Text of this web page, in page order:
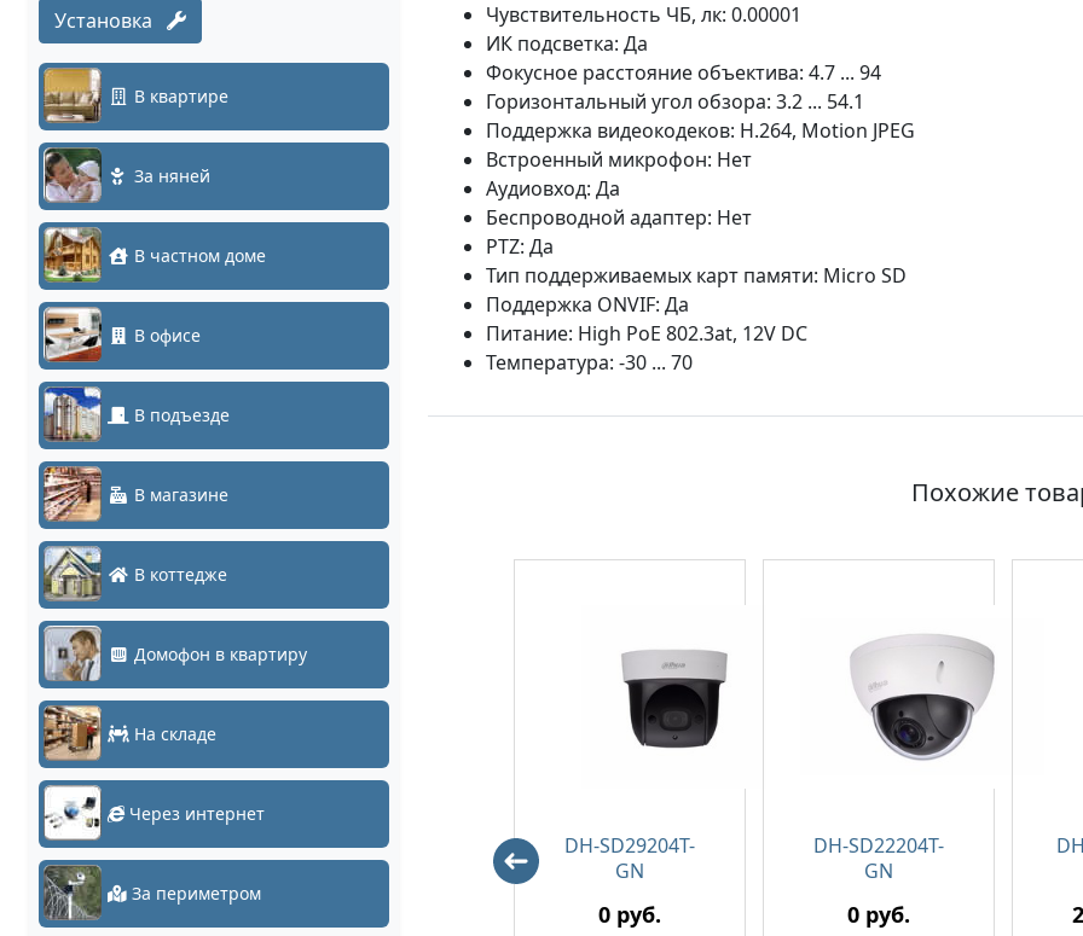
Установка
В квартире
За няней
В частном доме
В офисе
В подъезде
В магазине
В коттедже
Домофон в квартиру
На складе
Через интернет
За периметром
Чувствительность ЧБ, лк: 0.00001
ИК подсветка: Да
Фокусное расстояние объектива: 4.7 ... 94
Горизонтальный угол обзора: 3.2 ... 54.1
Поддержка видеокодеков: H.264, Motion JPEG
Встроенный микрофон: Нет
Аудиовход: Да
Беспроводной адаптер: Нет
PTZ: Да
Тип поддерживаемых карт памяти: Micro SD
Поддержка ONVIF: Да
Питание: High PoE 802.3at, 12V DC
Температура: -30 ... 70
Похожие
DH-SD50225U-
0 руб.
DH-SD59131U-
HNI
0 руб.
DH-SD29204T-
GN
0 руб.
DH-SD22204T-
GN
0 руб.